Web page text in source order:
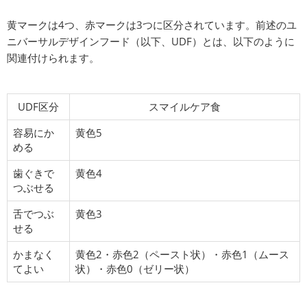
黄マークは4つ、赤マークは3つに区分されています。前述のユ
ニバーサルデザインフード（以下、UDF）とは、以下のように
関連付けられます。
UDF区分
スマイルケア食
容易にか
める
黄色5
歯ぐきで
つぶせる
黄色4
舌でつぶ
せる
黄色3
かまなく
てよい
黄色2・赤色2（ペースト状）・赤色1（ムース
状）・赤色0（ゼリー状）